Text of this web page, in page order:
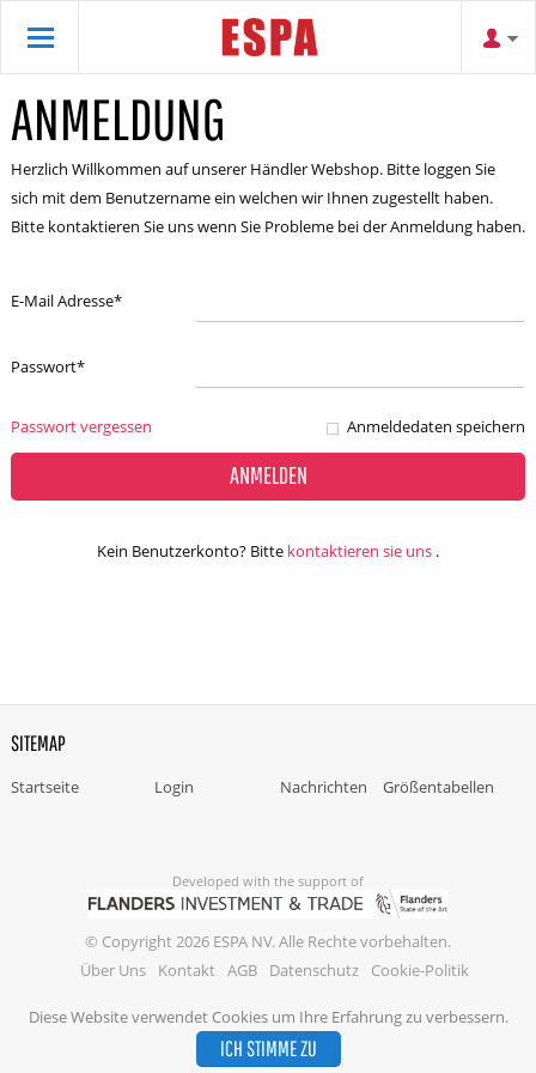
Diese Website verwendet Cookies um Ihre Erfahrung zu verbessern.
ICH STIMME ZU
ANMELDUNG
Herzlich Willkommen auf unserer Händler Webshop. Bitte loggen Sie
sich mit dem Benutzername ein welchen wir Ihnen zugestellt haben.
Bitte kontaktieren Sie uns wenn Sie Probleme bei der Anmeldung haben.
E-Mail Adresse*
Passwort*
Passwort vergessen Anmeldedaten speichern
ANMELDEN
Kein Benutzerkonto? Bitte kontaktieren sie uns .
SITEMAP
Startseite Login Nachrichten Größentabellen
Developed with the support of
© Copyright 2026 ESPA NV. Alle Rechte vorbehalten.
Über Uns
Kontakt AGB Datenschutz Cookie-Politik